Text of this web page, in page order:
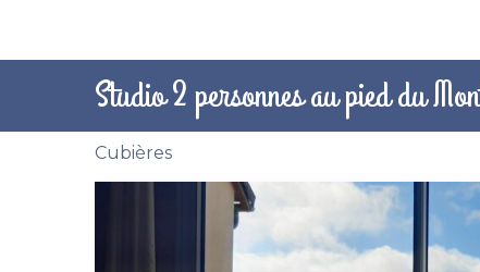
Studio 2 personnes au pied du
Cubières